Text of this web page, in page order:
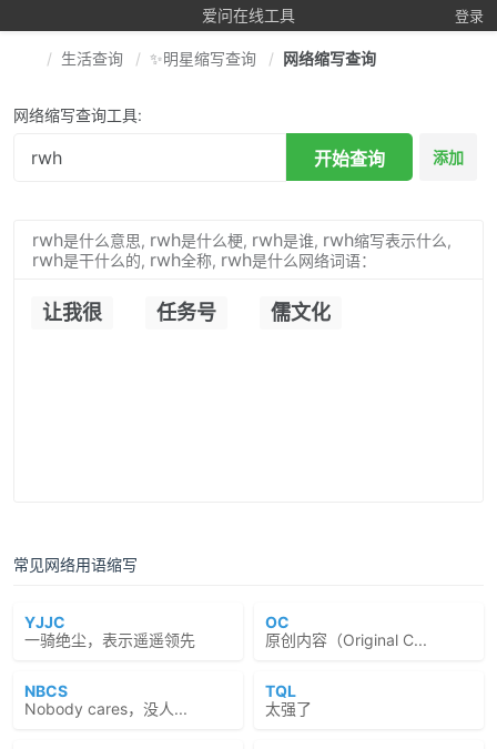
爱问在线工具 登录
生活查询 ✨明星缩写查询 网络缩写查询
网络缩写查询工具:
开始查询 添加
rwh是什么意思, rwh是什么梗, rwh是谁, rwh缩写表示什么,
rwh是干什么的, rwh全称, rwh是什么网络词语：
让我很 任务号 儒文化
常见网络用语缩写
YJJC
一骑绝尘，表示遥遥领先
OC
原创内容（Original C...
NBCS
Nobody cares，没人...
TQL
太强了